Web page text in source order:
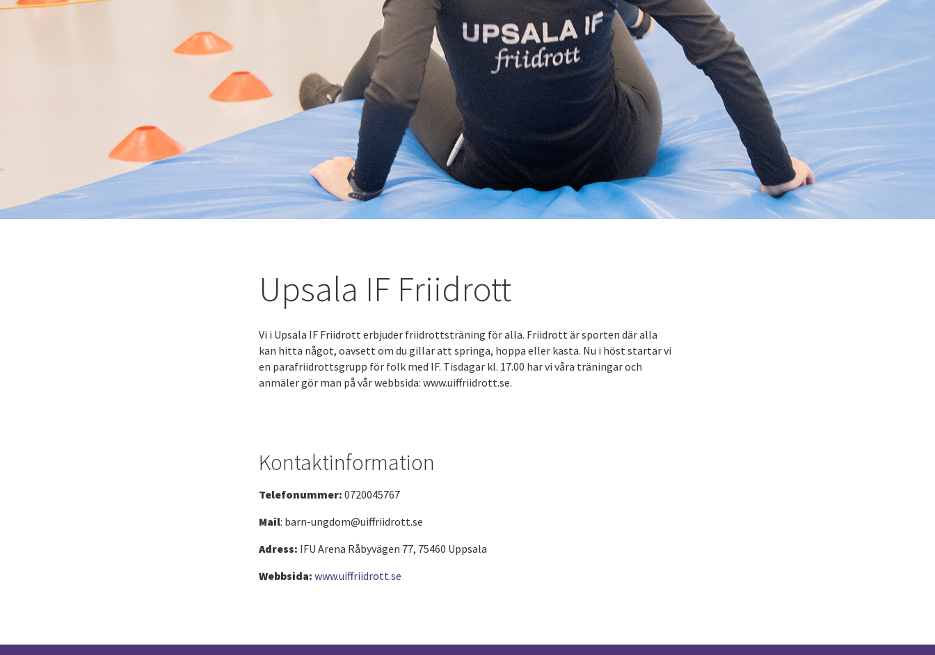
Upsala IF Friidrott
Vi i Upsala IF Friidrott erbjuder friidrottsträning för alla. Friidrott är sporten där alla
kan hitta något, oavsett om du gillar att springa, hoppa eller kasta. Nu i höst startar vi
en parafriidrottsgrupp för folk med IF. Tisdagar kl. 17.00 har vi våra träningar och
anmäler gör man på vår webbsida: www.uiffriidrott.se.
Kontaktinformation
Telefonummer: 0720045767
Mail: barn-ungdom@uiffriidrott.se
Adress: IFU Arena Råbyvägen 77, 75460 Uppsala
Webbsida: www.uiffriidrott.se